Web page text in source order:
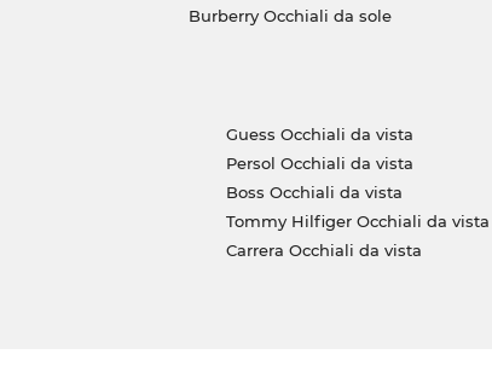
Burberry Occhiali da sole
Guess Occhiali da vista
Persol Occhiali da vista
Boss Occhiali da vista
Tommy Hilfiger Occhiali da vista
Carrera Occhiali da vista